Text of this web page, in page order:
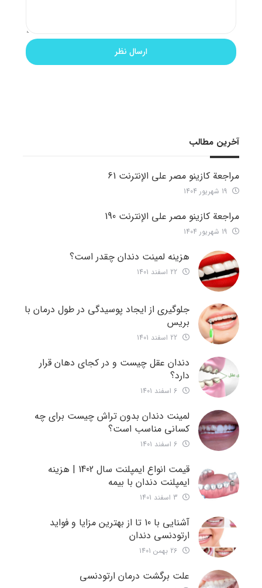
آخرین مطالب
مراجعة كازينو مصر على الإنترنت 61
مراجعة كازينو مصر على الإنترنت 190
هزینه لمینت دندان چقدر است؟
جلوگیری از ایجاد پوسیدگی در طول درمان با
بریس
دندان عقل چیست و در کجای دهان قرار
دارد؟
لمینت دندان بدون تراش چیست برای چه
کسانی مناسب است؟
قیمت انواع ایمپلنت سال 1402 | هزینه
ایمپلنت دندان با بیمه
آشنایی با 10 تا از بهترین مزایا و فواید
ارتودنسی دندان
علت برگشت درمان ارتودنسی